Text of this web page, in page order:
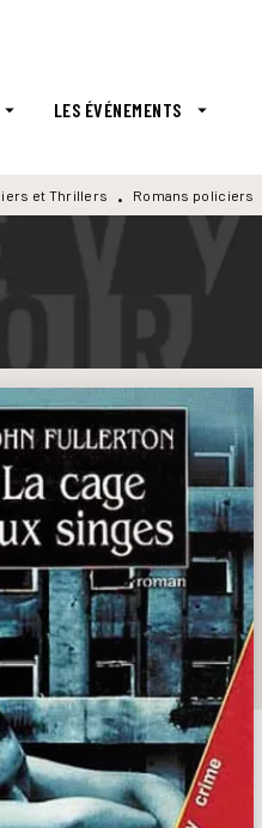
arrow_drop_down LES ÉVÉNEMENTS arrow_drop_down
et Thrillers • Romans policiers